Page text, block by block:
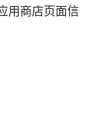
用商店页面信